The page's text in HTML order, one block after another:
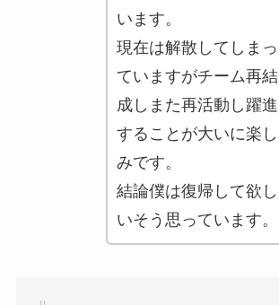
います。
現在は解散してしまっ
ていますがチーム再結
成しまた再活動し躍進
することが大いに楽し
みです。
結論僕は復帰して欲し
いそう思っています。